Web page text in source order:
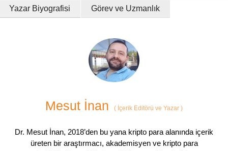
Yazar Biyografisi Görev ve Uzmanlık
Mesut İnan ( İçerik Editörü ve Yazar )
Dr. Mesut İnan, 2018’den bu yana kripto para alanında içerik
üreten bir araştırmacı, akademisyen ve kripto para